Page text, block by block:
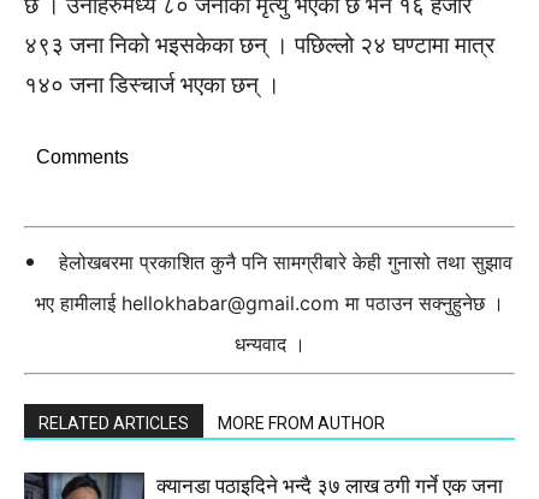
४९३ जना निको भइसकेका छन् । पछिल्लो २४ घण्टामा मात्र
१४० जना डिस्चार्ज भएका छन् ।
Comments
हेलोखबरमा प्रकाशित कुनै पनि सामग्रीबारे केही गुनासो तथा सुझाव
भए हामीलाई hellokhabar@gmail.com मा पठाउन सक्नुहुनेछ ।
धन्यवाद ।
RELATED ARTICLES MORE FROM AUTHOR
क्यानडा पठाइदिने भन्दै ३७ लाख ठगी गर्ने एक जना